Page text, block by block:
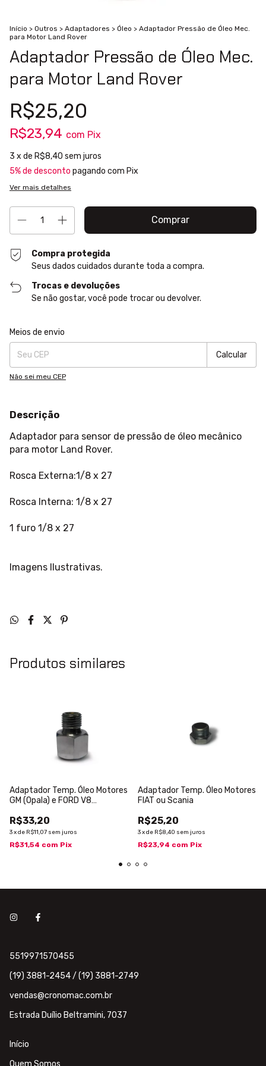
Início > Outros > Adaptadores > Óleo > Adaptador Pressão de Óleo Mec.
para Motor Land Rover
Adaptador Pressão de Óleo Mec.
para Motor Land Rover
R$25,20
R$23,94 com Pix
3 x de R$8,40 sem juros
5% de desconto pagando com Pix
Ver mais detalhes
Compra protegida
Seus dados cuidados durante toda a compra.
Trocas e devoluções
Se não gostar, você pode trocar ou devolver.
Entregas para o CEP:
Meios de envio
Calcular
Não sei meu CEP
Descrição
Adaptador para sensor de pressão de óleo mecânico
para motor Land Rover.
Rosca Externa:1/8 x 27
Rosca Interna: 1/8 x 27
1 furo 1/8 x 27
Imagens Ilustrativas.
Produtos similares
Adaptador Temp. Óleo Motores
GM (Opala) e FORD V8
R$33,20
3xde R$11,07 sem juros
R$31,54 com Pix
Adaptador Temp. Óleo Motores
FIAT ou Scania
R$25,20
3xde R$8,40 sem juros
R$23,94 com Pix
5519971570455
(19) 3881-2454 / (19) 3881-2749
vendas@cronomac.com.br
Estrada Duílio Beltramini, 7037
Início